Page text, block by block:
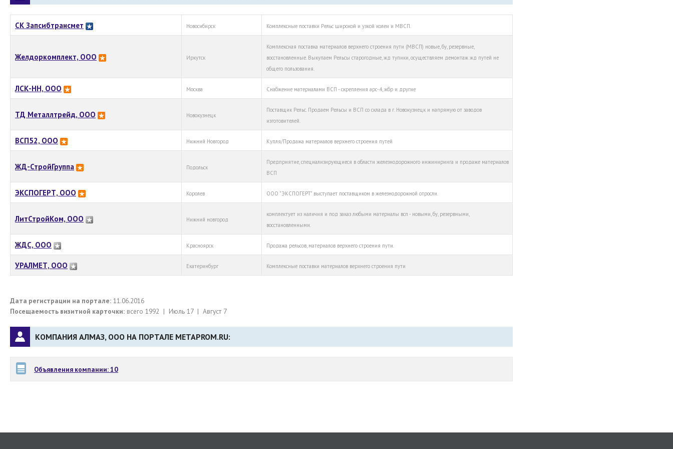
СК Запсибтрансмет Новосибирск Комплексные поставки Рельс широкой и узкой колеи и МВСП.
Желдоркомплект, ООО Иркутск
Комплексная поставка материалов верхнего строения пути (МВСП) новые, бу, резервные,
восстановленные. Выкупаем Рельсы старогодные, жд тупики, осуществляем демонтаж жд путей не
общего пользования.
ЛСК-НН, ООО Москва Снабжение материалами ВСП - скрепления арс-4, жбр и другие
ТД Металлтрейд, ООО Новокузнецк
Поставщик Рельс. Продаем Рельсы и ВСП со склада в г. Новокузнецк и напрямую от заводов
изготовителей.
ВСП52, ООО Нижний Новгород Купля/Продажа материалов верхнего строения путей
ЖД-СтройГруппа Подольск
Предприятие, специализирующиеся в области железнодорожного инжиниринга и продаже материалов
ВСП
ЭКСПОГЕРТ, ООО Королев ООО "ЭКСПОГЕРТ" выступает поставщиком в железнодорожной отросли.
ЛитСтройКом, ООО Нижний новгород
комплектует из наличия и под заказ любыми материалы всп - новыми, бу, резервными,
восстановленными.
ЖДС, ООО Красноярск Продажа рельсов, материалов верхнего строения пути.
УРАЛМЕТ, ООО Екатеринбург Комплексные поставки материалов верхнего строения пути
Дата регистрации на портале: 11.06.2016
Посещаемость визитной карточки: всего 1992 | Июль 17 | Август 7
КОМПАНИЯ АЛМАЗ, ООО НА ПОРТАЛЕ METAPROM.RU:
Объявления компании: 10